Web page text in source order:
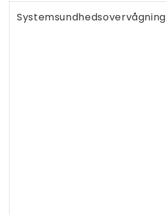
Systemsundhedsovervågning